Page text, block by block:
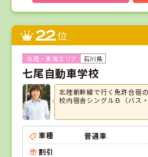
22位
石川県
七尾自動車学校
北陸新幹線で行く免許合宿
校内宿舎シングルＢ（バス
車種
普通車
割引